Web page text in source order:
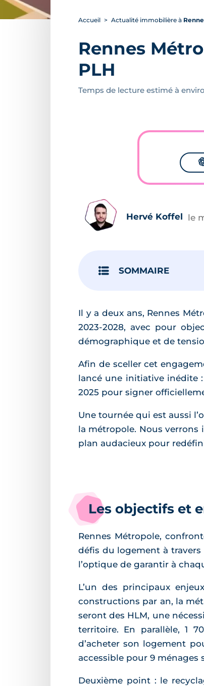
Accueil Actualité immobilière à
Rennes
PLH
Temps de lecture estimé à
Hervé Koffel le
SOMMAIRE
Il y a deux ans, Rennes
2023-2028, avec pour
démographique et de
Afin de sceller cet
lancé une initiative inédite
2025 pour signer
Une tournée qui est aussi
la métropole. Nous
plan audacieux pour
Les objectifs et
Rennes Métropole,
défis du logement à travers
l’optique de garantir à
L’un des principaux
constructions par an, la
seront des HLM, une
territoire. En parallèle, 1
d’acheter son logement
accessible pour 9 ménages
Deuxième point : le